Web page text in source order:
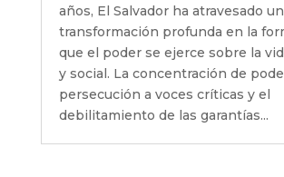
años, El Salvador ha atravesado
transformación profunda en la
que el poder se ejerce sobre la
y social. La concentración de
persecución a voces críticas y el
debilitamiento de las garantías...